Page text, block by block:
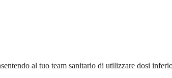
al tuo team sanitario di utilizzare dosi